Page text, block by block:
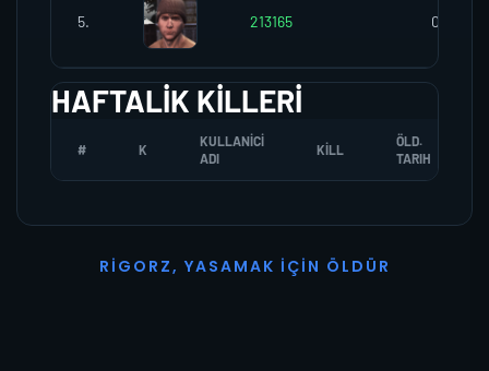
5. 213165 0
HAFTALIK KILLERI
# K
KULLANICI
ADI
KILL
ÖLD.
TARIH
R I G O R Z, YASAMAK İ ÇI N Ö L D Ü R